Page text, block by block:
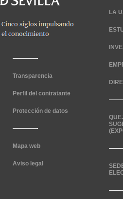
Transparencia
Perfil del contratante
Protección de datos
Mapa web
Aviso legal
LA